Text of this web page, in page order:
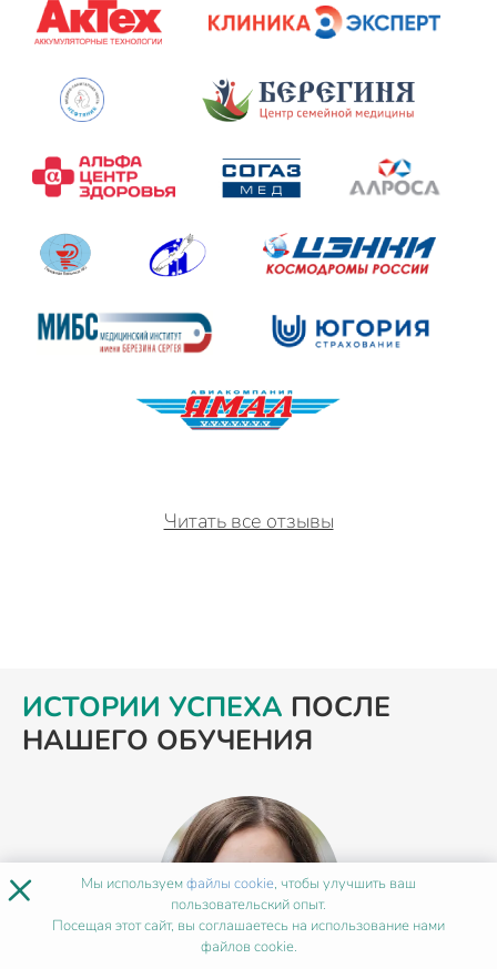
Читать все отзывы
ИСТОРИИ УСПЕХА ПОСЛЕ
НАШЕГО ОБУЧЕНИЯ
× Мы используемфайлы cookie, чтобы улучшить ваш
пользовательский опыт.
Посещая этот сайт, вы соглашаетесь на использование нами
файлов cookie.